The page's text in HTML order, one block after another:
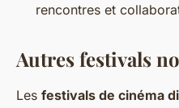
rencontres et
Autres festivals
Les festivals de cinéma